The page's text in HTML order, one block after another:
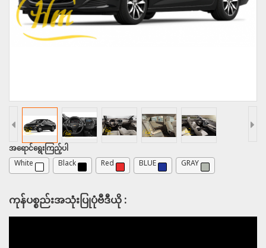
အရောင်ရွေးကြည့်ပါ
White Black Red BLUE GRAY
ကုန်ပစ္စည်းအသုံးပြုပုံဗီဒီယို :